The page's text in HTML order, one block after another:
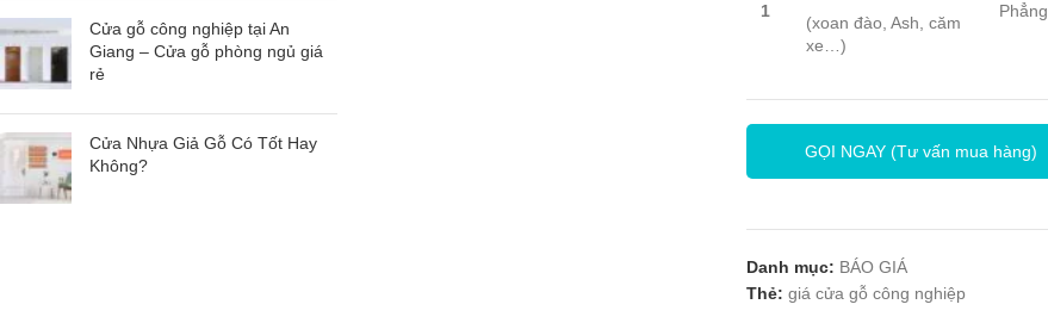
Cửa gỗ công nghiệp tại An
Giang – Cửa gỗ phòng ngủ giá
rẻ
Cửa Nhựa Giả Gỗ Có Tốt Hay
Không?
1
(xoan đào, Ash, căm
xe…)
Phẳng
GỌI NGAY (Tư vấn mua hàng)
Danh mục: BÁO GIÁ
Thẻ: giá cửa gỗ công nghiệp